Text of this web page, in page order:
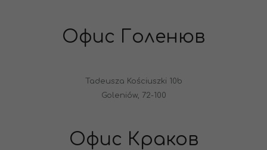
Офис Голенюв
Tadeusza Kościuszki 10b
Goleniów, 72-100
Офис Краков